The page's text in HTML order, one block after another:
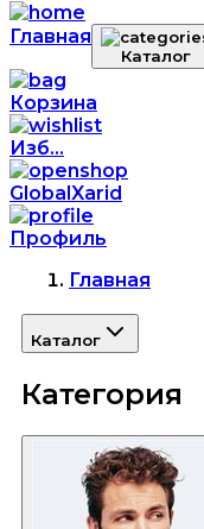
Главная
Каталог
Корзина
Изб...
GlobalXarid
Профиль
Главная
Каталог
Категория